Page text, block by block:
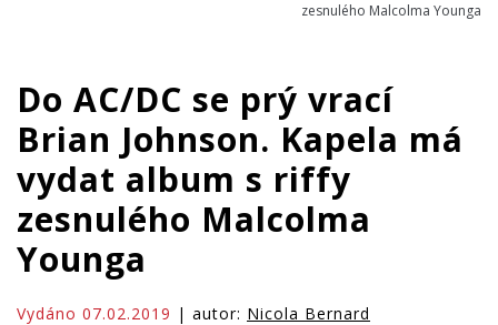
zesnulého Malcolma Younga
Do AC/DC se prý vrací
Brian Johnson. Kapela má
vydat album s riffy
zesnulého Malcolma
Younga
Vydáno 07.02.2019 | autor: Nicola Bernard